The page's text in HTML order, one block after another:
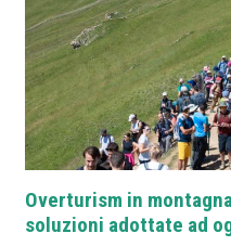
Overturism in
soluzioni adottate ad